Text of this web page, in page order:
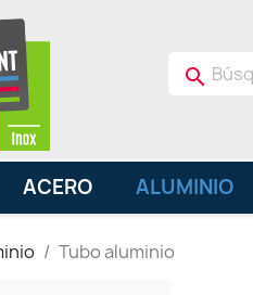
search
ACERO ALUMINIO
Tubo aluminio